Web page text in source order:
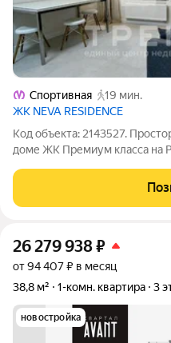
Спортивная
19 мин.
ЖК NEVA RESIDENCE
Код объекта: 2143527.
доме ЖК Премиум класса на
перспективных районов
основным транспортным
26 279 938₽
от 94 407 ₽ в месяц
38,8 м²
1-комн. квартира 3
новостройка